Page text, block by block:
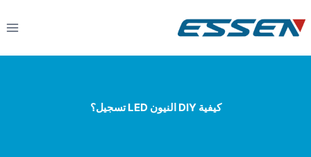
كيفية DIY النيون LED تسجيل؟